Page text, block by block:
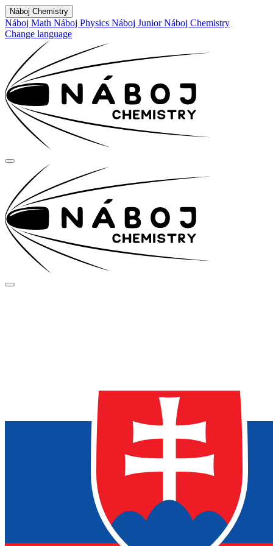
Náboj Chemistry
Náboj Math Náboj Physics Náboj JuniorNáboj Chemistry
Change language